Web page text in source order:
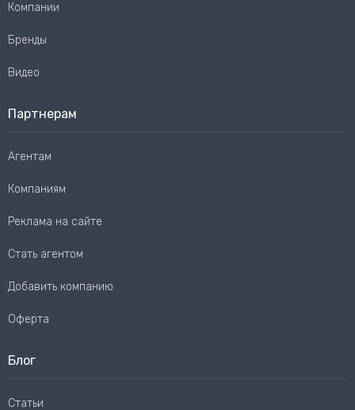
Компании
Бренды
Видео
Партнерам
Агентам
Компаниям
Реклама на сайте
Стать агентом
Добавить компанию
Оферта
Блог
Статьи